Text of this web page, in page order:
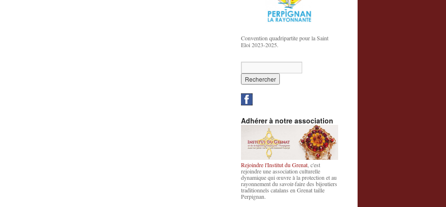
Convention quadripartite pour la Saint
Eloi 2023-2025.
Adhérer à notre association
Rejoindre l'Institut du Grenat , c'est
rejoindre une association culturelle
dynamique qui œuvre à la protection et au
rayonnement du savoir-faire des bijoutiers
traditionnels catalans en Grenat taille
Perpignan.